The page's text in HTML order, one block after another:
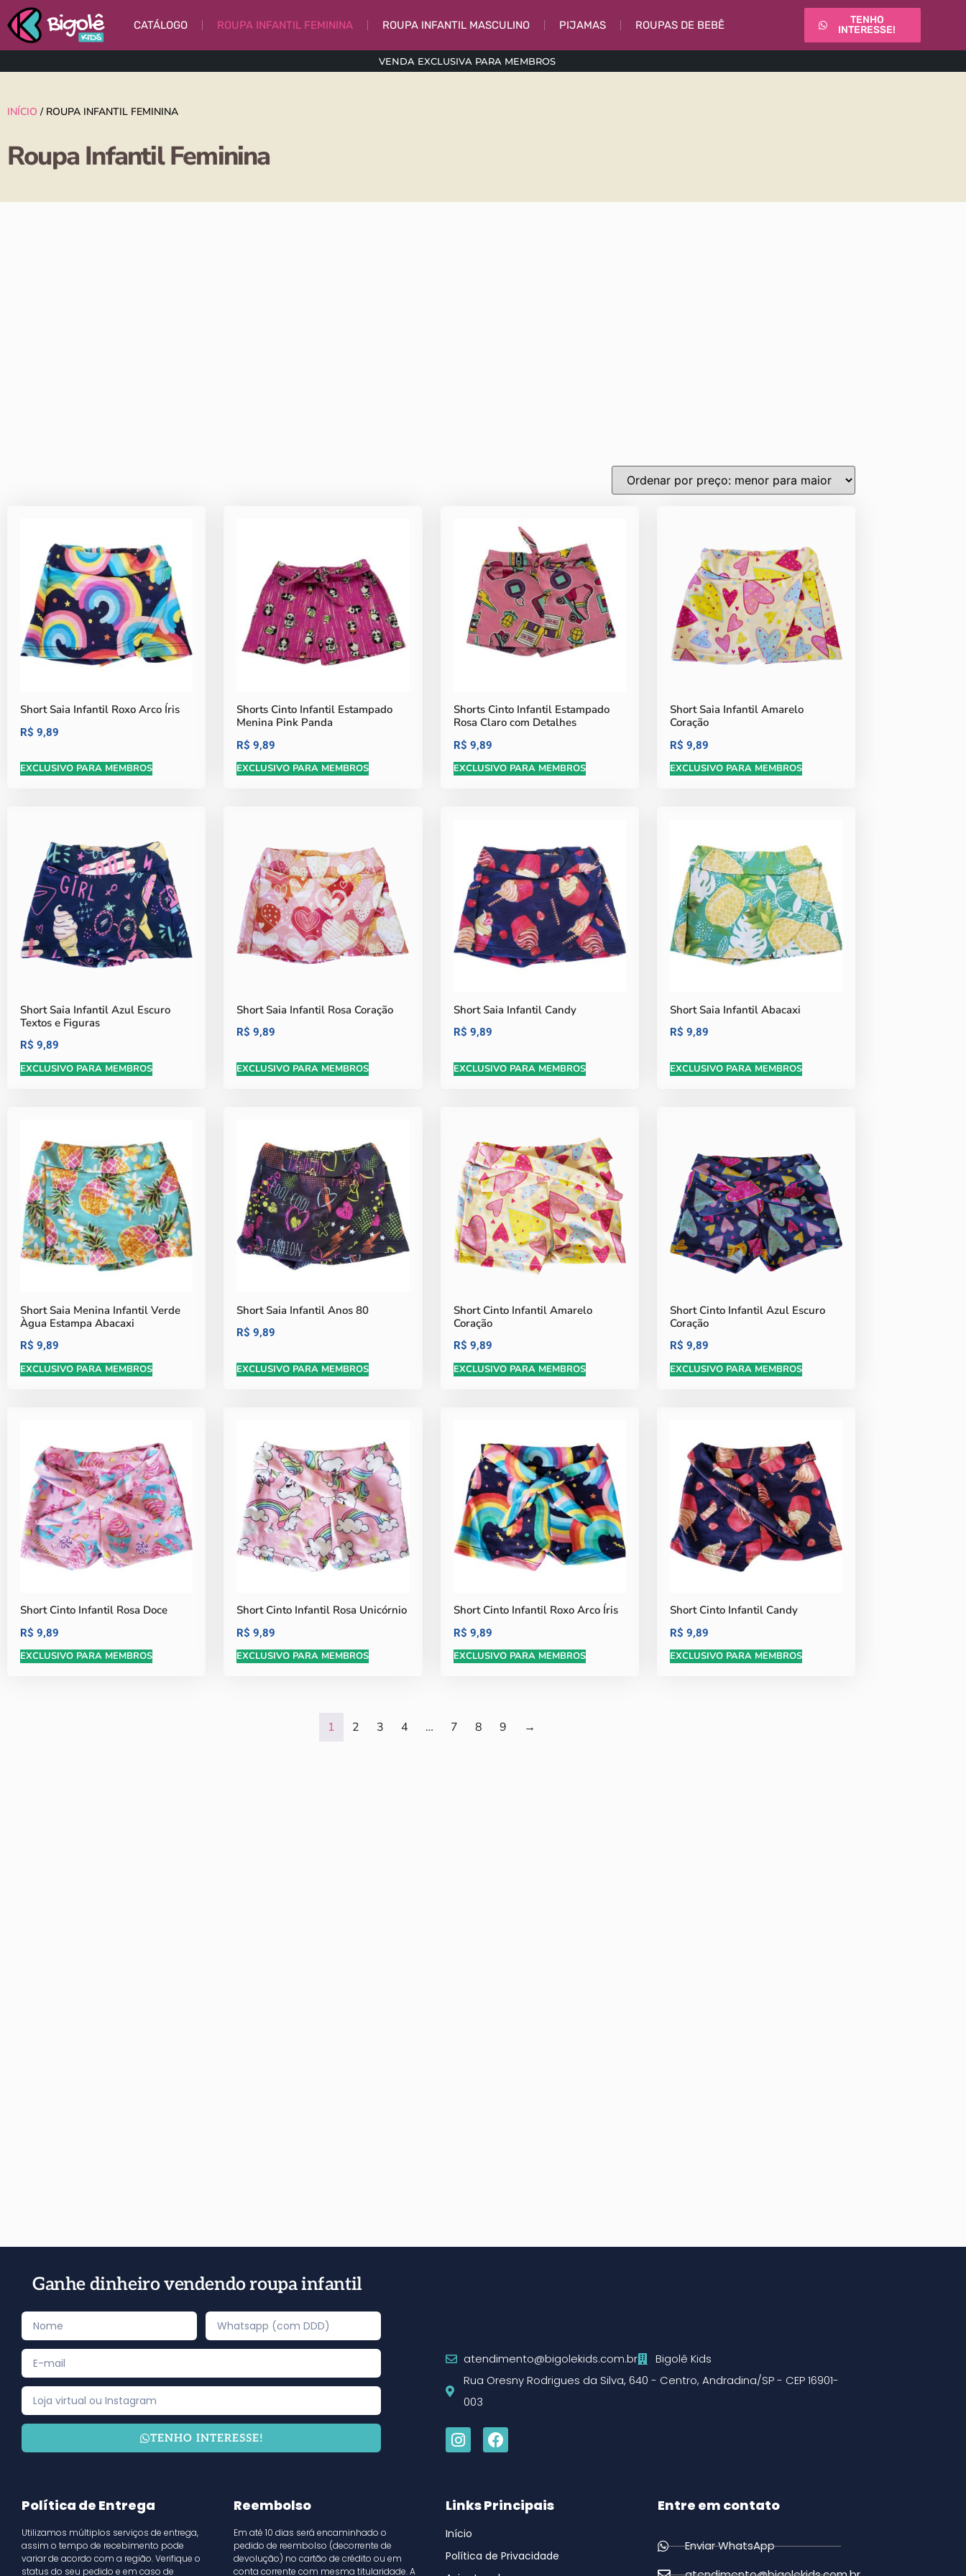
CATÁLOGO ROUPA INFANTIL FEMININA ROUPA INFANTIL MASCULINO PIJAMAS ROUPAS DE BEBÊ
TENHO
INTERESSE!
VENDA EXCLUSIVA PARA MEMBROS
INÍCIO / ROUPA INFANTIL FEMININA
Roupa Infantil Feminina
Short Saia Infantil Roxo Arco Íris
R$ 9,89
EXCLUSIVO PARA MEMBROS
Shorts Cinto Infantil Estampado
Menina Pink Panda
R$ 9,89
EXCLUSIVO PARA MEMBROS
Shorts Cinto Infantil Estampado
Rosa Claro com Detalhes
R$ 9,89
EXCLUSIVO PARA MEMBROS
Short Saia Infantil Amarelo
Coração
R$ 9,89
EXCLUSIVO PARA MEMBROS
Short Saia Infantil Azul Escuro
Textos e Figuras
R$ 9,89
EXCLUSIVO PARA MEMBROS
Short Saia Infantil Rosa Coração
R$ 9,89
EXCLUSIVO PARA MEMBROS
Short Saia Infantil Candy
R$ 9,89
EXCLUSIVO PARA MEMBROS
Short Saia Infantil Abacaxi
R$ 9,89
EXCLUSIVO PARA MEMBROS
Short Saia Menina Infantil Verde
Àgua Estampa Abacaxi
R$ 9,89
EXCLUSIVO PARA MEMBROS
Short Saia Infantil Anos 80
R$ 9,89
EXCLUSIVO PARA MEMBROS
Short Cinto Infantil Amarelo
Coração
R$ 9,89
EXCLUSIVO PARA MEMBROS
Short Cinto Infantil Azul Escuro
Coração
R$ 9,89
EXCLUSIVO PARA MEMBROS
Short Cinto Infantil Rosa Doce
R$ 9,89
EXCLUSIVO PARA MEMBROS
Short Cinto Infantil Rosa Unicórnio
R$ 9,89
EXCLUSIVO PARA MEMBROS
Short Cinto Infantil Roxo Arco Íris
R$ 9,89
EXCLUSIVO PARA MEMBROS
Short Cinto Infantil Candy
R$ 9,89
EXCLUSIVO PARA MEMBROS
1 2 3 4 … 7 8 9 →
Ganhe dinheiro vendendo roupa infantil
TENHO INTERESSE!
atendimento@bigolekids.com.br
Bigolê Kids
Rua Oresny Rodrigues da Silva, 640 - Centro, Andradina/SP - CEP 16901-
003
Política de Entrega
Utilizamos múltiplos serviços de entrega,
assim o tempo de recebimento pode
variar de acordo com a região. Verifique o
status do seu pedido e em caso de
Reembolso
Em até 10 dias será encaminhado o
pedido de reembolso (decorrente de
devolução) no cartão de crédito ou em
conta corrente com mesma titularidade. A
Links Principais
Início
Política de Privacidade
Entre em contato
Enviar WhatsApp